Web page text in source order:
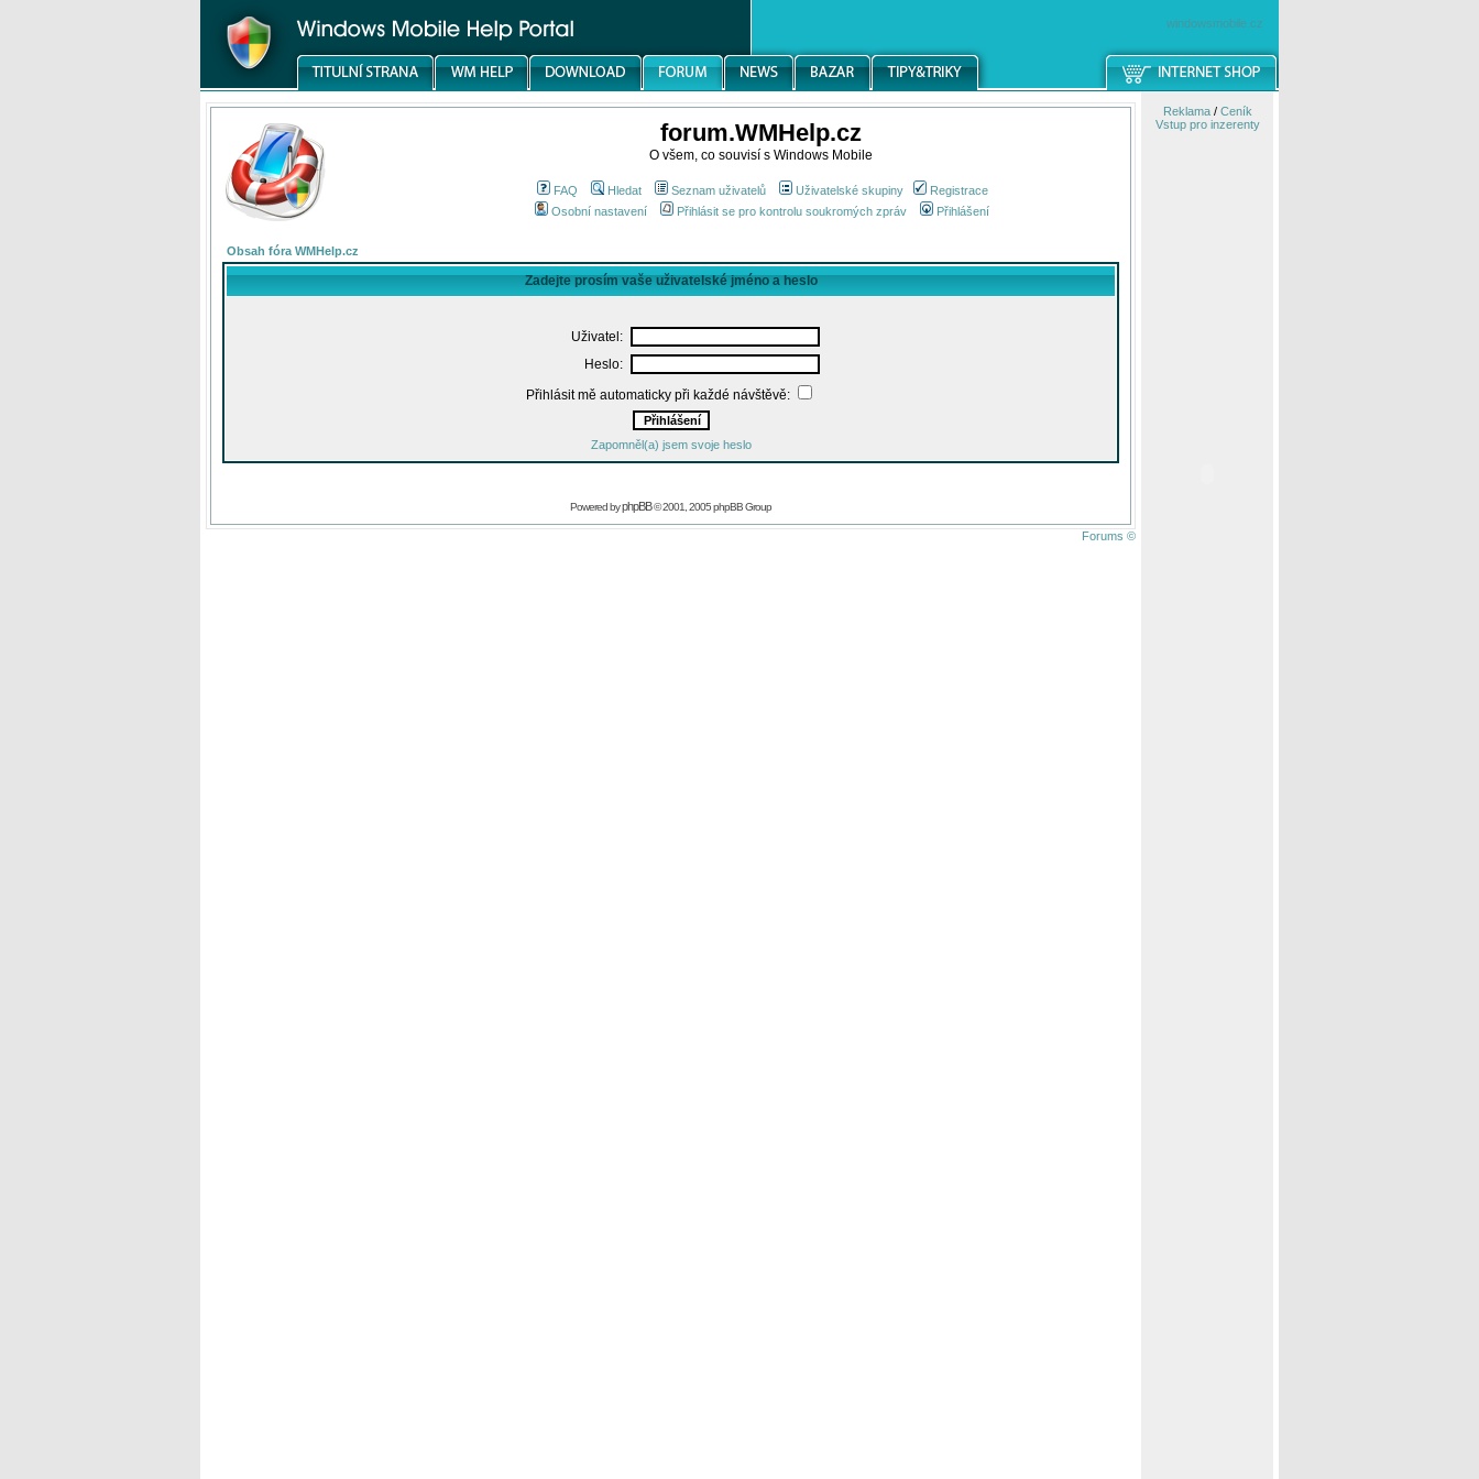
windowsmobile.cz
forum.WMHelp.cz
O všem, co souvisí s Windows Mobile
FAQ Hledat Seznam uživatelů Uživatelské skupiny
Registrace
Osobní nastavení
Přihlásit se pro kontrolu soukromých zpráv Přihlášení
Obsah fóra WMHelp.cz
Zadejte prosím vaše uživatelské jméno a heslo
Uživatel:
Heslo:
Přihlásit mě automaticky při každé návštěvě:
Zapomněl(a) jsem svoje heslo
Powered byphpBB© 2001, 2005 phpBB Group
Forums ©
Reklama/ Ceník
Vstup pro inzerenty